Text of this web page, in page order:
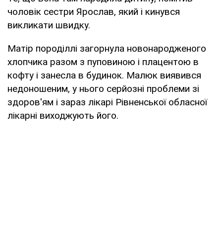
чоловік сестри Ярослав, який і кинувся
викликати швидку.
Матір породіллі загорнула новонародженого
хлопчика разом з пуповиною і плацентою в
кофту і занесла в будинок. Малюк виявився
недоношеним, у нього серйозні проблеми зі
здоров'ям і зараз лікарі Рівненської обласної
лікарні виходжують його.